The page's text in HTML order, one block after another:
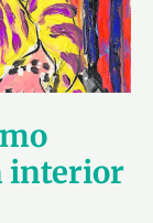
interior